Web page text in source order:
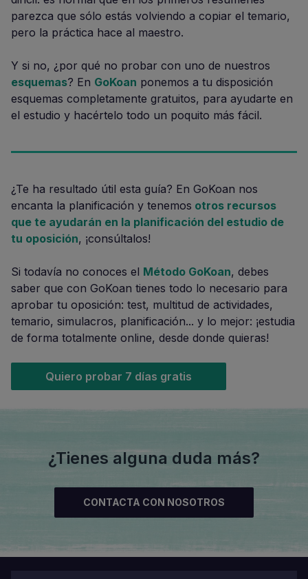
parezca que sólo estás volviendo a copiar el temario,
pero la práctica hace al maestro.
Y si no, ¿por qué no probar con uno de nuestros
esquemas? En GoKoan ponemos a tu disposición
esquemas completamente gratuitos, para ayudarte en
el estudio y hacértelo todo un poquito más fácil.
¿Te ha resultado útil esta guía? En GoKoan nos
encanta la planificación y tenemos otros recursos
que te ayudarán en la planificación del estudio de
tu oposición, ¡consúltalos!
Si todavía no conoces el Método GoKoan, debes
saber que con GoKoan tienes todo lo necesario para
aprobar tu oposición: test, multitud de actividades,
temario, simulacros, planificación... y lo mejor: ¡estudia
de forma totalmente online, desde donde quieras!
Quiero probar 7 días gratis
¿Tienes alguna duda más?
CONTACTA CON NOSOTROS